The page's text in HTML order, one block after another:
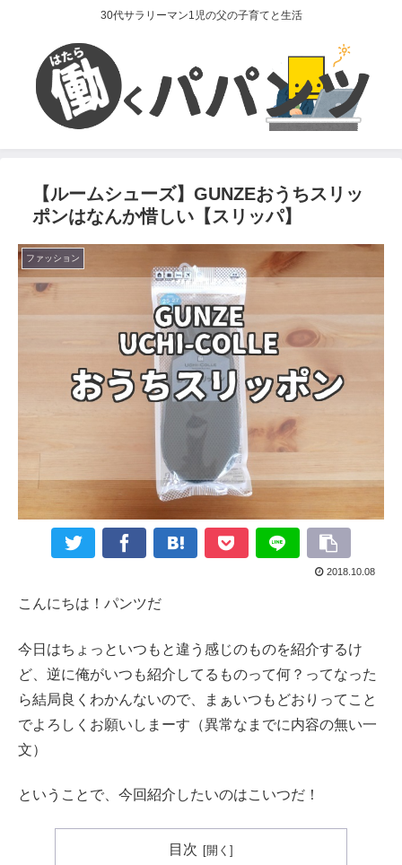
30代サラリーマン1児の父の子育てと生活
【ルームシューズ】GUNZEおうちスリッ
ポンはなんか惜しい【スリッパ】
ファッション
2018.10.08
こんにちは！パンツだ
今日はちょっといつもと違う感じのものを紹介するけ
ど、逆に俺がいつも紹介してるものって何？ってなった
ら結局良くわかんないので、まぁいつもどおりってこと
でよろしくお願いしまーす（異常なまでに内容の無い一
文）
ということで、今回紹介したいのはこいつだ！
目次